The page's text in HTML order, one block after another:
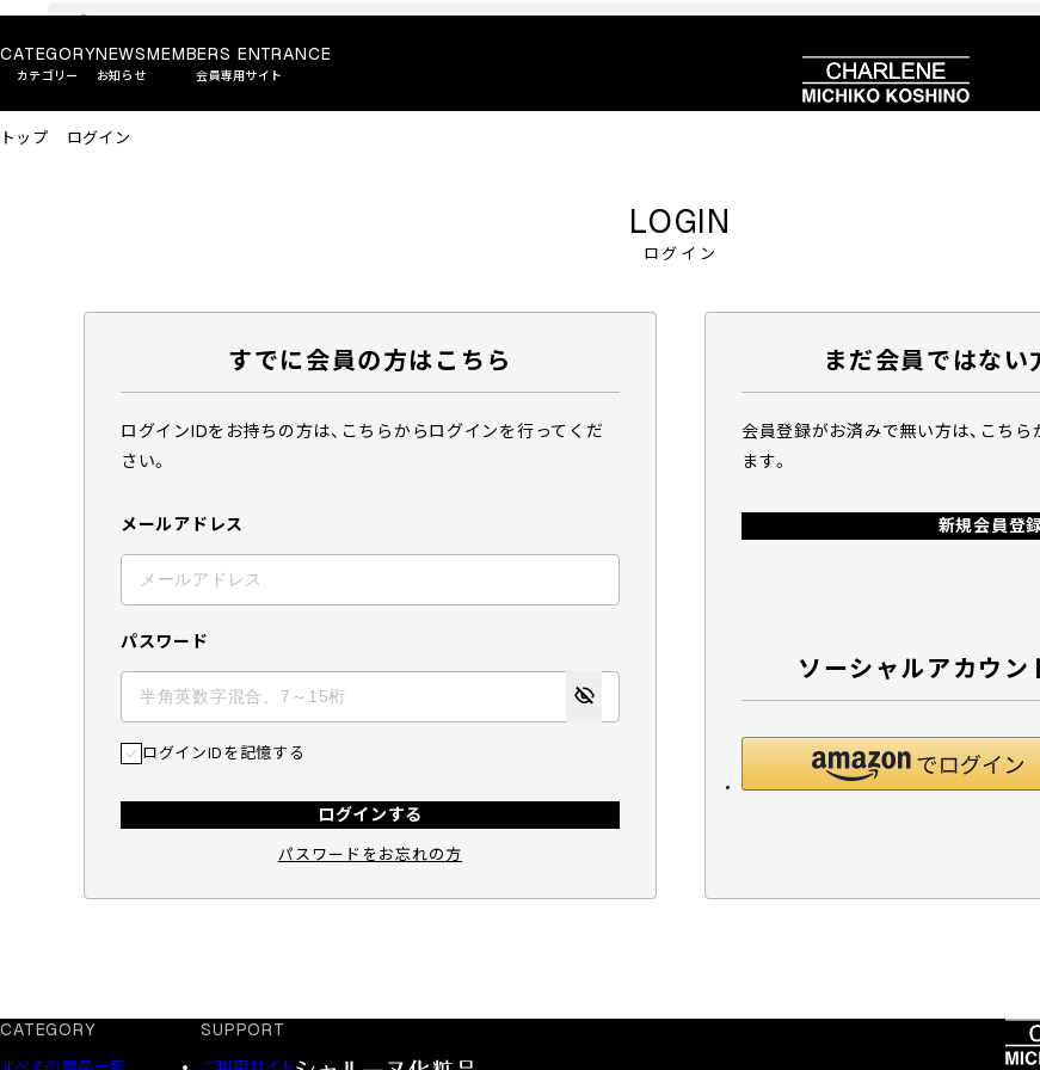
CATEGORY
カテゴリー
NEWS
お知らせ
MEMBERS ENTRANCE
会員専用サイト
トップ ログイン
ログイン
LOGIN
すでに会員の方はこちら
ログインIDをお持ちの方は、こちらからログインを行ってくだ
さい。
メールアドレス
パスワード
ログインIDを記憶する
ログインする
パスワードをお忘れの方
まだ会員ではない
会員登録がお済みで無い方は、こち
ます。
新規会員登
ソーシャルアカウン
CATEGORY SUPPORT